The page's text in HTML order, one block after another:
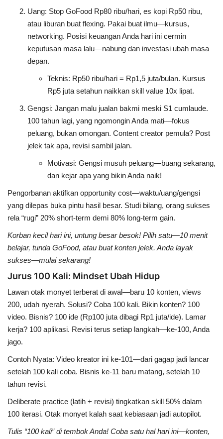
Uang: Stop GoFood Rp80 ribu/hari, es kopi Rp50 ribu,
atau liburan buat flexing. Pakai buat ilmu—kursus,
networking. Posisi keuangan Anda hari ini cermin
keputusan masa lalu—nabung dan investasi ubah masa
depan.
Teknis: Rp50 ribu/hari = Rp1,5 juta/bulan. Kursus
Rp5 juta setahun naikkan skill value 10x lipat.
Gengsi: Jangan malu jualan bakmi meski S1 cumlaude.
100 tahun lagi, yang ngomongin Anda mati—fokus
peluang, bukan omongan. Content creator pemula? Post
jelek tak apa, revisi sambil jalan.
Motivasi: Gengsi musuh peluang—buang sekarang,
dan kejar apa yang bikin Anda naik!
Pengorbanan aktifkan opportunity cost—waktu/uang/gengsi
yang dilepas buka pintu hasil besar. Studi bilang, orang sukses
rela “rugi” 20% short-term demi 80% long-term gain.
Korban kecil hari ini, untung besar besok! Pilih satu—10 menit
belajar, tunda GoFood, atau buat konten jelek. Anda layak
sukses—mulai sekarang!
Jurus 100 Kali: Mindset Ubah Hidup
Lawan otak monyet terberat di awal—baru 10 konten, views
200, udah nyerah. Solusi? Coba 100 kali. Bikin konten? 100
video. Bisnis? 100 ide (Rp100 juta dibagi Rp1 juta/ide). Lamar
kerja? 100 aplikasi. Revisi terus setiap langkah—ke-100, Anda
jago.
Contoh Nyata: Video kreator ini ke-101—dari gagap jadi lancar
setelah 100 kali coba. Bisnis ke-11 baru matang, setelah 10
tahun revisi.
Deliberate practice (latih + revisi) tingkatkan skill 50% dalam
100 iterasi. Otak monyet kalah saat kebiasaan jadi autopilot.
Tulis “100 kali” di tembok Anda! Coba satu hal hari ini—konten,